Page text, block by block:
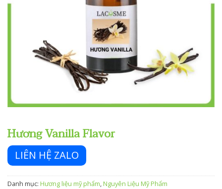
Hương Vanilla Flavor
LIÊN HỆ ZALO
Danh mục: Hương liệu mỹ phẩm,Nguyên Liệu Mỹ Phẩm